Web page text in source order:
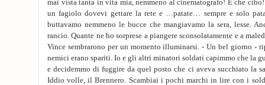
mai vista tanta in vita mia, nemmeno al cinematografo! E che
un fagiolo dovevi gettare la rete e …patate… sempre e solo
buttavamo nemmeno le bucce che mangiavamo la sera, lesse.
rancio. Quante ne ho sorprese a piangere sconsolatamente e a
Vince sembrarono per un momento illuminarsi. - Un bel giorno -
nemici erano spariti. Io e gli altri minatori soldati capimmo che la
e decidemmo di fuggire da quel posto che ci aveva succhiato la
Iddio volle, il Brennero. Scambiai i pochi marchi in lire con i